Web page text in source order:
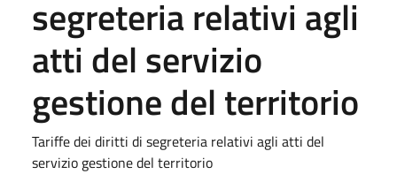
segreteria relativi agli
atti del servizio
gestione del territorio
Tariffe dei diritti di segreteria relativi agli atti del
servizio gestione del territorio